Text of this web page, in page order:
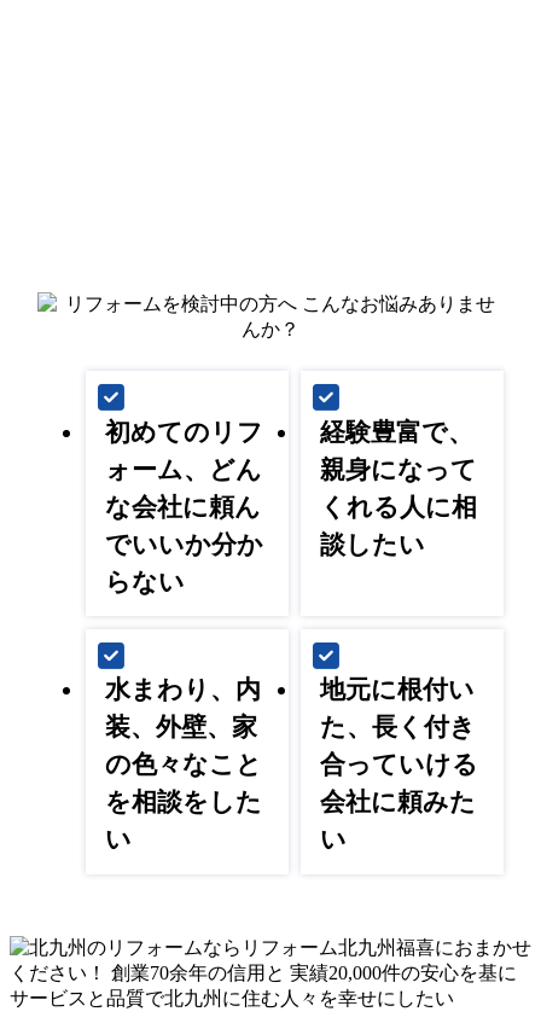
初めてのリフ
ォーム、どん
な会社に頼ん
でいいか分か
らない
経験豊富で、
親身になって
くれる人に相
談したい
水まわり、内
装、外壁、家
の色々なこと
を相談をした
い
地元に根付い
た、長く付き
合っていける
会社に頼みた
い